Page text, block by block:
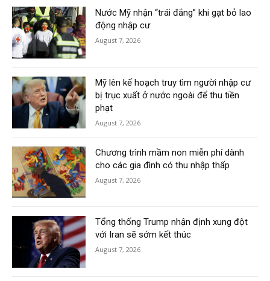
Nước Mỹ nhận “trái đắng” khi gạt bỏ lao
động nhập cư
August 7, 2026
Mỹ lên kế hoạch truy tìm người nhập cư
bị trục xuất ở nước ngoài để thu tiền
phạt
August 7, 2026
Chương trình mầm non miễn phí dành
cho các gia đình có thu nhập thấp
August 7, 2026
Tổng thống Trump nhận định xung đột
với Iran sẽ sớm kết thúc
August 7, 2026